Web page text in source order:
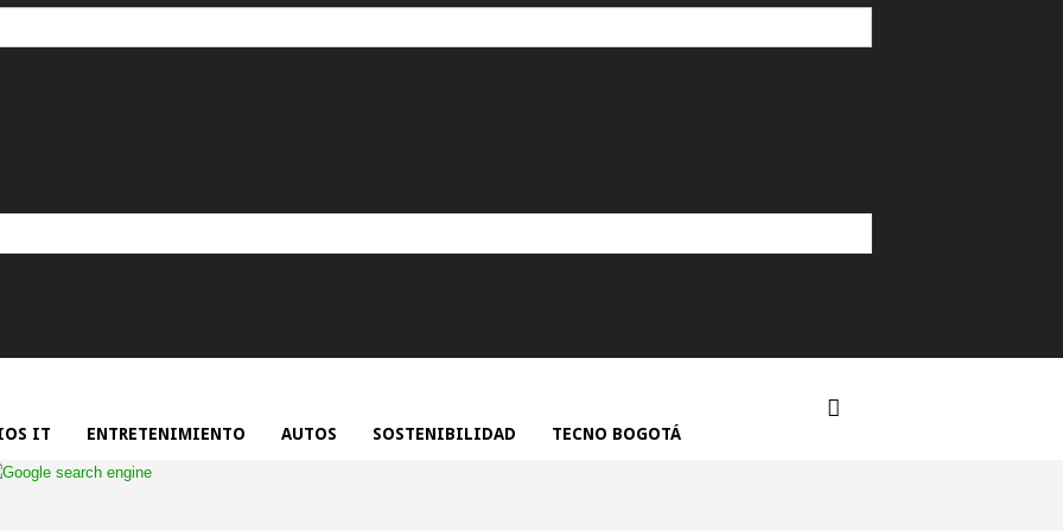
IT ENTRETENIMIENTO AUTOS SOSTENIBILIDAD TECNO BOGOTÁ